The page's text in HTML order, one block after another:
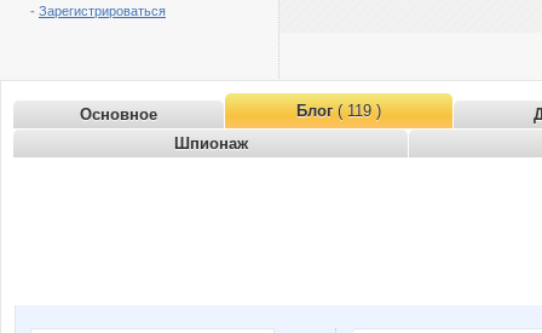
- Зарегистрироваться
Основное Блог( 119 )
Шпионаж